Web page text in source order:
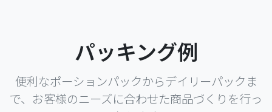
パッキング例
便利なポーションパックからデイリーパックま
で、お客様のニーズに合わせた商品づくりを行っ